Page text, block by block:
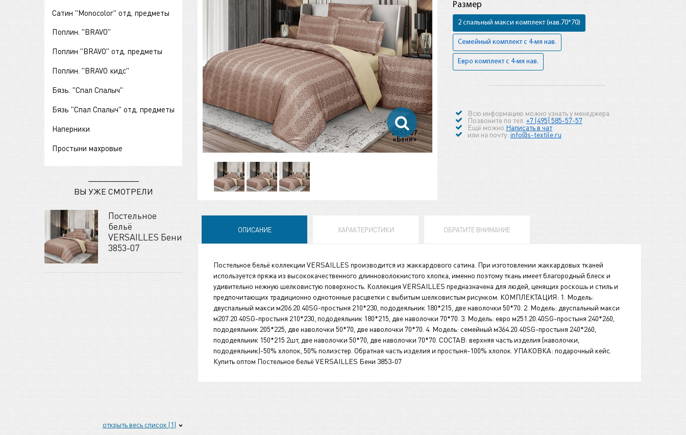
Сатин "Monocolor" отд. предметы
Поплин. "BRAVO"
Поплин "BRAVO" отд. предметы
Поплин. "BRAVO кидс"
Бязь. "Спал Спалыч"
Бязь "Спал Спалыч" отд. предметы
Наперники
Простыни махровые
ВЫ УЖЕ СМОТРЕЛИ
Постельное
бельё
VERSAILLES Бени
3853-07
открыть весь список (1)
Размер
2 спальный макси комплект (нав.70*70)
Семейный комплект с 4-мя нав.
Евро комплект с 4-мя нав.
Всю информацию можно узнать у менеджера.
Позвоните по тел. +7 (495) 585-57-57
Ещё можно Написать в чат
или на почту: info@s-textile.ru
ОПИСАНИЕ ХАРАКТЕРИСТИКИ ОБРАТИТЕ ВНИМАНИЕ
Постельное бельё коллекции VERSAILLES производится из жаккардового сатина. При изготовлении жаккардовых тканей
используется пряжа из высококачественного длинноволокнистого хлопка, именно поэтому ткань имеет благородный блеск и
удивительно нежную шелковистую поверхность. Коллекция VERSAILLES предназначена для людей, ценящих роскошь и стиль и
предпочитающих традиционно однотонные расцветки с выбитым шелковистым рисунком. КОМПЛЕКТАЦИЯ: 1. Модель:
двуспальный макси м206.20.40SG-простыня 210*230, пододеяльник 180*215, две наволочки 50*70. 2. Модель: двуспальный макси
м207.20.40SG-простыня 210*230, пододеяльник 180*215, две наволочки 70*70. 3. Модель: евро м251.20.40SG-простыня 240*260,
пододеяльник 205*225, две наволочки 50*70, две наволочки 70*70. 4. Модель: семейный м364.20.40SG-простыня 240*260,
пододеяльник 150*215 2шт, две наволочки 50*70, две наволочки 70*70. СОСТАВ: верхняя часть изделия (наволочки,
пододеяльник)-50% хлопок, 50% полиэстер. Обратная часть изделия и простыня-100% хлопок. УПАКОВКА: подарочный кейс.
Купить оптом Постельное бельё VERSAILLES Бени 3853-07